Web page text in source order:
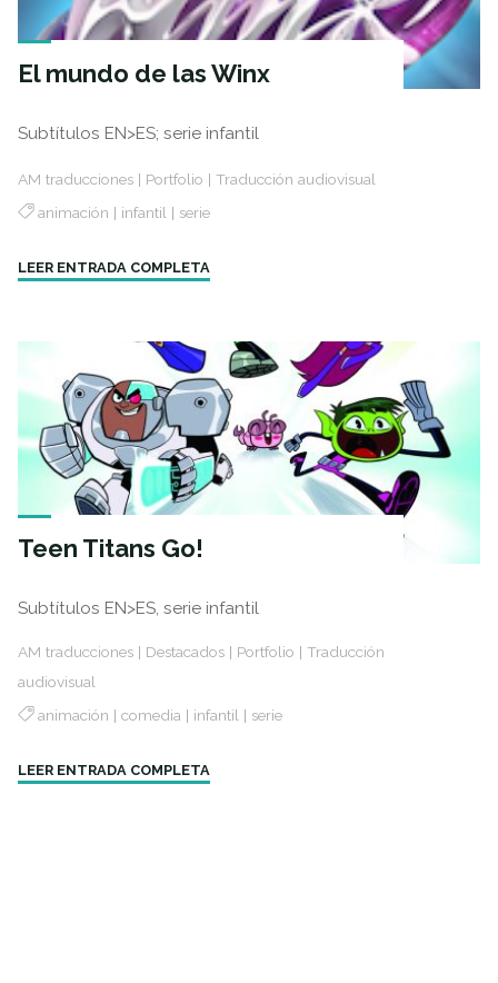
El mundo de las Winx
Subtítulos EN>ES; serie infantil
AM traducciones | Portfolio | Traducción audiovisual
animación | infantil | serie
LEER ENTRADA COMPLETA
Winx"
Teen Titans Go!
Subtítulos EN>ES, serie infantil
AM traducciones | Destacados | Portfolio | Traducción
audiovisual
animación | comedia| infantil| serie
LEER ENTRADA COMPLETA